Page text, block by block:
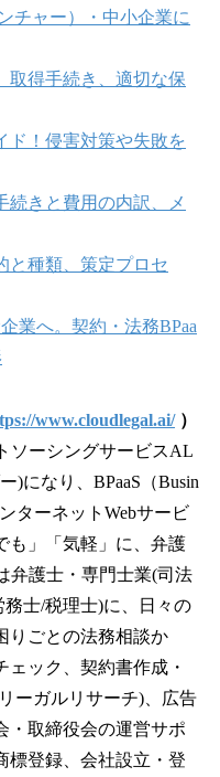
チャー）・中小企業に
取得手続き、適切な保
ド！侵害対策や失敗を
続きと費用の内訳、メ
と種類、策定プロセ
業へ。契約・法務BPaa
www.cloudlegal.ai/）
ソーシングサービスAL
)になり、BPaaS（Busin
ンターネットWebサービ
も」「気軽」に、弁護
弁護士・専門士業(司法
士/税理士)に、日々の
りごとの法務相談か
ック、契約書作成・
ーガルリサーチ)、広告
・取締役会の運営サポ
標登録、会社設立・登